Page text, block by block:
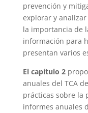
prevención y
explorar y
la importancia de
información para
presentan varios
El capítulo 2
anuales del TCA
prácticas sobre la
informes anuales